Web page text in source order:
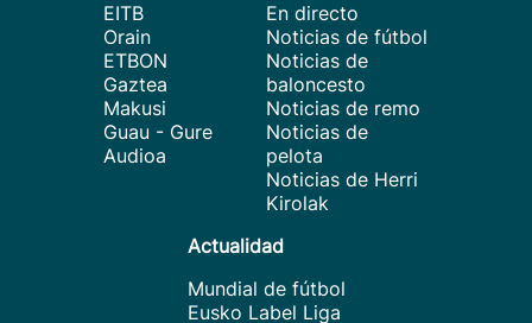
EITB
Orain
ETBON
Gaztea
Makusi
Guau - Gure
Audioa
En directo
Noticias de fútbol
Noticias de
baloncesto
Noticias de remo
Noticias de
pelota
Noticias de Herri
Kirolak
Actualidad
Mundial de fútbol
Eusko Label Liga